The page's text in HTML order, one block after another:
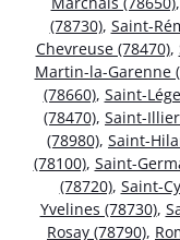
(78730), Saint-
Chevreuse (78470),
Martin-la-Garenne
(78660), Saint-
(78470), Saint-
(78980), Saint-
(78100), Saint-
(78720), Saint-
Yvelines (78730),
Rosay (78790),